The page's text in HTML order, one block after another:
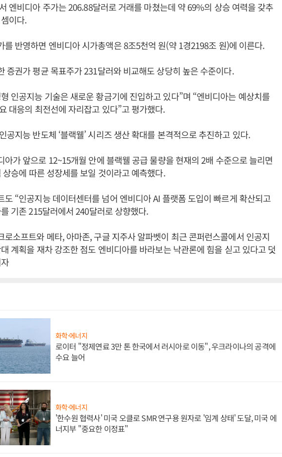
엔비디아 주가는 206.88달러로 거래를 마쳤는데 약 69%의 상승 여력을 갖추
이다.
를 반영하면 엔비디아 시가총액은 8조5천억 원(약 1경2198조 원)에 이른다.
증권가 평균 목표주가 231달러와 비교해도 상당히 높은 수준이다.
인공지능 기술은 새로운 황금기에 진입하고 있다”며 “엔비디아는 예상치를
대응의 최전선에 자리잡고 있다”고 평가했다.
공지능 반도체 ‘블랙웰’ 시리즈 생산 확대를 본격적으로 추진하고 있다.
아가 앞으로 12~15개월 안에 블랙웰 공급 물량을 현재의 2배 수준으로 늘리면
승에 따른 성장세를 보일 것이라고 예측했다.
도 “인공지능 데이터센터를 넘어 엔비디아 AI 플랫폼 도입이 빠르게 확산되고
기존 215달러에서 240달러로 상향했다.
로소프트와 메타, 아마존, 구글 지주사 알파벳이 최근 콘퍼런스콜에서 인공지
계획을 재차 강조한 점도 엔비디아를 바라보는 낙관론에 힘을 싣고 있다고 덧
화학·에너지
로이터 "정제연료 3만 톤 한국에서 러시아로 이동", 우크라이나의 공격에
수요 늘어
화학·에너지
'한수원 협력사' 미국 오클로 SMR 연구용 원자로 '임계 상태' 도달, 미국 에
너지부 "중요한 이정표"